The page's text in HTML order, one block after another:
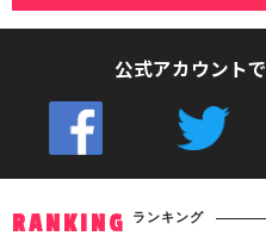
公式アカウント
RANKING ランキング